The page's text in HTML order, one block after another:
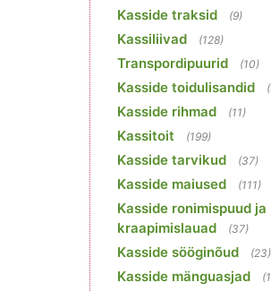
Kasside traksid (9)
Kassiliivad (128)
Transpordipuurid (10)
Kasside toidulisandid
Kasside rihmad (11)
Kassitoit (199)
Kasside tarvikud (37)
Kasside maiused (111)
Kasside ronimispuud ja
kraapimislauad
(37)
Kasside sööginõud (23)
Kasside mänguasjad